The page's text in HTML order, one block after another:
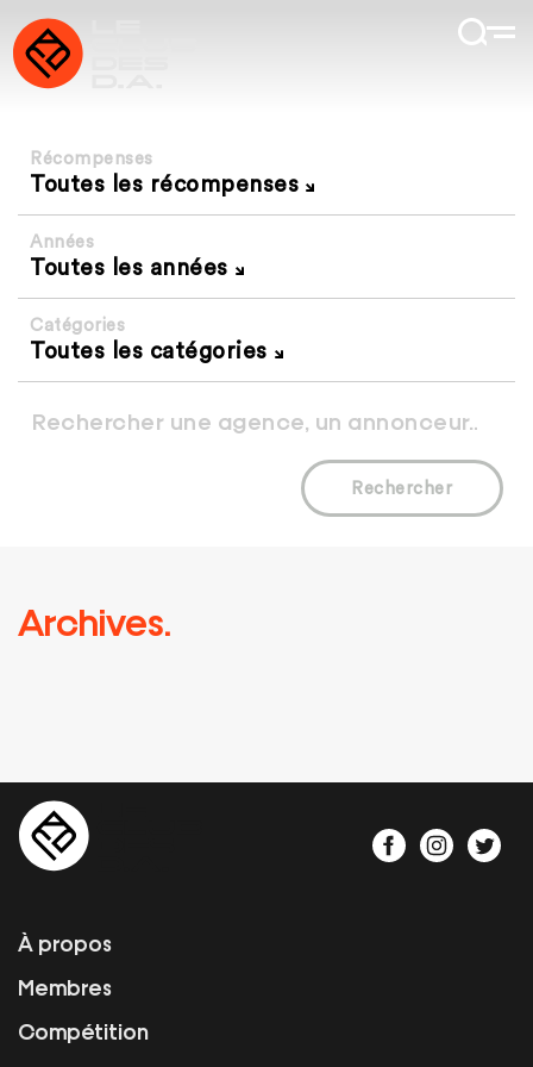
Récompenses
Toutes les récompenses
Années
Toutes les années
Catégories
Toutes les catégories
Rechercher
Archives.
À propos
Membres
Compétition